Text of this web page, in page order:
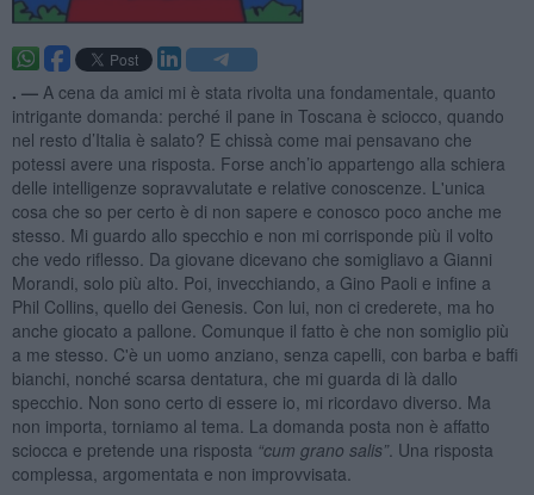
. — A cena da amici mi è stata rivolta una fondamentale, quanto
intrigante domanda: perché il pane in Toscana è sciocco, quando
nel resto d’Italia è salato? E chissà come mai pensavano che
potessi avere una risposta. Forse anch’io appartengo alla schiera
delle intelligenze sopravvalutate e relative conoscenze. L'unica
cosa che so per certo è di non sapere e conosco poco anche me
stesso. Mi guardo allo specchio e non mi corrisponde più il volto
che vedo riflesso. Da giovane dicevano che somigliavo a Gianni
Morandi, solo più alto. Poi, invecchiando, a Gino Paoli e infine a
Phil Collins, quello dei Genesis. Con lui, non ci crederete, ma ho
anche giocato a pallone. Comunque il fatto è che non somiglio più
a me stesso. C'è un uomo anziano, senza capelli, con barba e baffi
bianchi, nonché scarsa dentatura, che mi guarda di là dallo
specchio. Non sono certo di essere io, mi ricordavo diverso. Ma
non importa, torniamo al tema. La domanda posta non è affatto
sciocca e pretende una risposta “cum grano salis”. Una risposta
complessa, argomentata e non improvvisata.